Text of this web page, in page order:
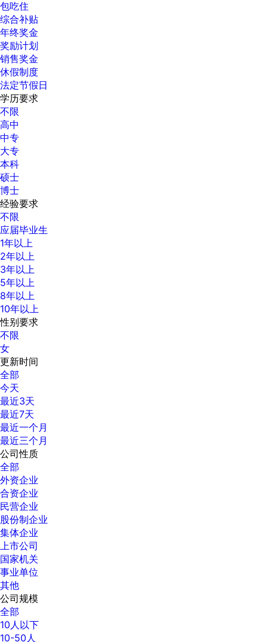
包吃住
综合补贴
年终奖金
奖励计划
销售奖金
休假制度
法定节假日
学历要求
不限
高中
中专
大专
本科
硕士
博士
经验要求
不限
应届毕业生
1年以上
2年以上
3年以上
5年以上
8年以上
10年以上
性别要求
不限
女
更新时间
全部
今天
最近3天
最近7天
最近一个月
最近三个月
公司性质
全部
外资企业
合资企业
民营企业
股份制企业
集体企业
上市公司
国家机关
事业单位
其他
公司规模
全部
10人以下
10-50人